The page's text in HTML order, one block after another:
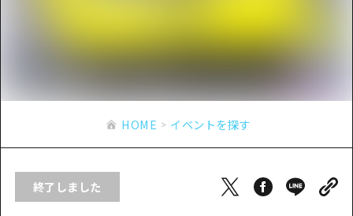
グルメ・酒
サイクリング
ショッピング
ナイトライフ
世界遺産
あたらしい非日常
広島市周辺
安芸
備後
広島市周辺
備後
備北
宮島周辺
旬情報
お役立ち情報
アクセス
二次交通まとめ
HOME
HOME イベントを探す
終了しました